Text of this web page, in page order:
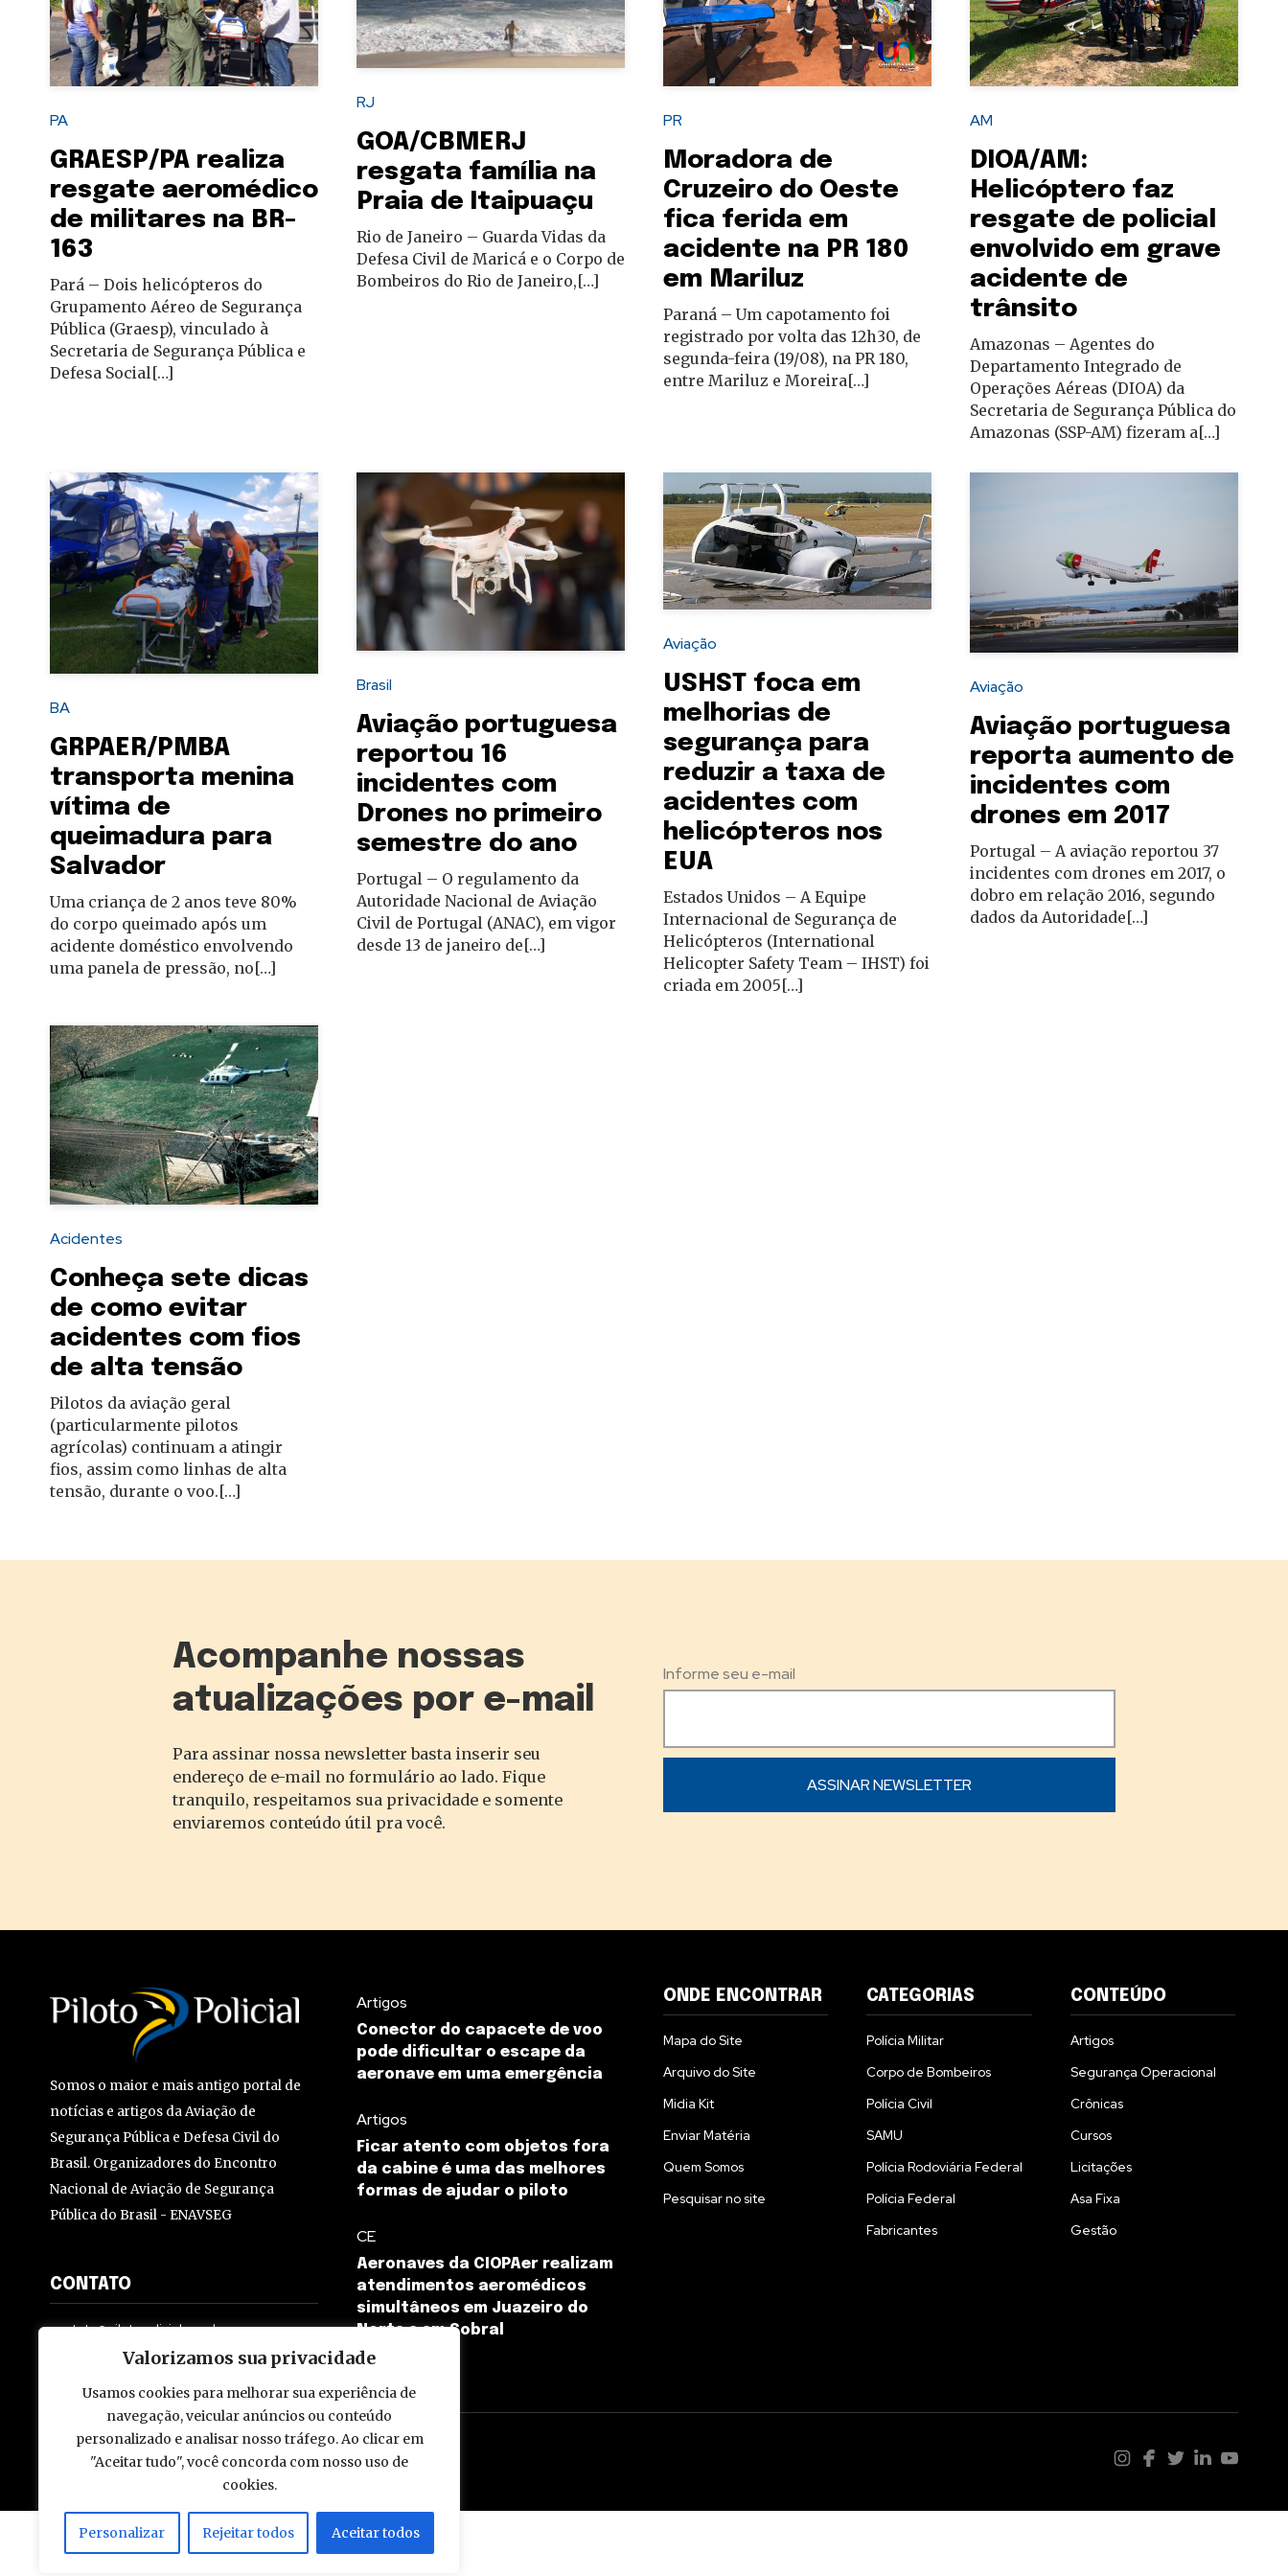
Valorizamos sua privacidade
Usamos cookies para melhorar sua experiência de
navegação, veicular anúncios ou conteúdo
personalizado e analisar nosso tráfego. Ao clicar em
"Aceitar tudo", você concorda com nosso uso de
cookies.
Personalizar Rejeitar todos Aceitar todos
autoridades
PA
GRAESP/PA realiza
resgate aeromédico
de militares na BR-
163
Pará – Dois helicópteros do
Grupamento Aéreo de Segurança
Pública (Graesp), vinculado à
Secretaria de Segurança Pública e
Defesa Social[…]
RJ
GOA/CBMERJ
resgata família na
Praia de Itaipuaçu
Rio de Janeiro – Guarda Vidas da
Defesa Civil de Maricá e o Corpo de
Bombeiros do Rio de Janeiro,[…]
PR
Moradora de
Cruzeiro do Oeste
fica ferida em
acidente na PR 180
em Mariluz
Paraná – Um capotamento foi
registrado por volta das 12h30, de
segunda-feira (19/08), na PR 180,
entre Mariluz e Moreira[…]
AM
DIOA/AM:
Helicóptero faz
resgate de policial
envolvido em grave
acidente de
trânsito
Amazonas – Agentes do
Departamento Integrado de
Operações Aéreas (DIOA) da
Secretaria de Segurança Pública do
Amazonas (SSP-AM) fizeram a[…]
BA
GRPAER/PMBA
transporta menina
vítima de
queimadura para
Salvador
Uma criança de 2 anos teve 80%
do corpo queimado após um
acidente doméstico envolvendo
uma panela de pressão, no[…]
Brasil
Aviação portuguesa
reportou 16
incidentes com
Drones no primeiro
semestre do ano
Portugal – O regulamento da
Autoridade Nacional de Aviação
Civil de Portugal (ANAC), em vigor
desde 13 de janeiro de[…]
Aviação
USHST foca em
melhorias de
segurança para
reduzir a taxa de
acidentes com
helicópteros nos
EUA
Estados Unidos – A Equipe
Internacional de Segurança de
Helicópteros (International
Helicopter Safety Team – IHST) foi
criada em 2005[…]
Aviação
Aviação portuguesa
reporta aumento de
incidentes com
drones em 2017
Portugal – A aviação reportou 37
incidentes com drones em 2017, o
dobro em relação 2016, segundo
dados da Autoridade[…]
Acidentes
Conheça sete dicas
de como evitar
acidentes com fios
de alta tensão
Pilotos da aviação geral
(particularmente pilotos
agrícolas) continuam a atingir
fios, assim como linhas de alta
tensão, durante o voo.[…]
Acompanhe nossas
atualizações por e-mail
Para assinar nossa newsletter basta inserir seu
endereço de e-mail no formulário ao lado. Fique
tranquilo, respeitamos sua privacidade e somente
enviaremos conteúdo útil pra você.
Informe seu e-mail
Somos o maior e mais antigo portal de
notícias e artigos da Aviação de
Segurança Pública e Defesa Civil do
Brasil. Organizadores do Encontro
Nacional de Aviação de Segurança
Pública do Brasil - ENAVSEG
CONTATO
contato@pilotopolicial.com.br
Artigos
Conector do capacete de voo
pode dificultar o escape da
aeronave em uma emergência
Artigos
Ficar atento com objetos fora
da cabine é uma das melhores
formas de ajudar o piloto
CE
Aeronaves da CIOPAer realizam
atendimentos aeromédicos
simultâneos em Juazeiro do
Norte e em Sobral
ONDE ENCONTRAR
Mapa do Site
Arquivo do Site
Midia Kit
Enviar Matéria
Quem Somos
Pesquisar no site
CATEGORIAS
Polícia Militar
Corpo de Bombeiros
Polícia Civil
SAMU
Polícia Rodoviária Federal
Polícia Federal
Fabricantes
CONTEÚDO
Artigos
Segurança Operacional
Crônicas
Cursos
Licitações
Asa Fixa
Gestão
© 2009 - 2026 Piloto Policial. Todos os direitos reservados. Brasil.